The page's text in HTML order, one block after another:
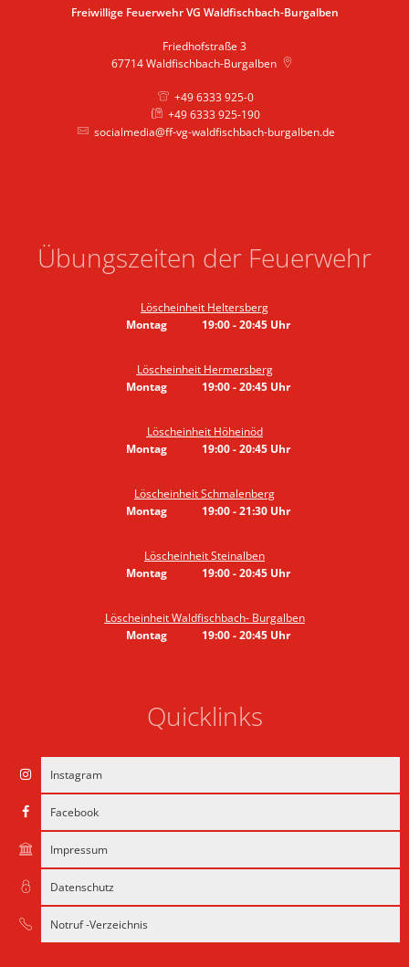
Freiwillige Feuerwehr VG Waldfischbach-Burgalben
Friedhofstraße 3
67714 Waldfischbach-Burgalben
+49 6333 925-0
+49 6333 925-190
socialmedia@ff-vg-waldfischbach-burgalben.de
Übungszeiten der Feuerwehr
Löscheinheit Heltersberg
Montag
19:00-20:45Uhr
Löscheinheit Hermersberg
Montag
19:00-20:45Uhr
Löscheinheit Höheinöd
Montag
19:00-20:45Uhr
Löscheinheit Schmalenberg
Montag
19:00-21:30Uhr
Löscheinheit Steinalben
Montag
19:00-20:45Uhr
Löscheinheit Waldfischbach- Burgalben
Montag
19:00-20:45Uhr
Quicklinks
Instagram
Facebook
Impressum
Datenschutz
Notruf -Verzeichnis